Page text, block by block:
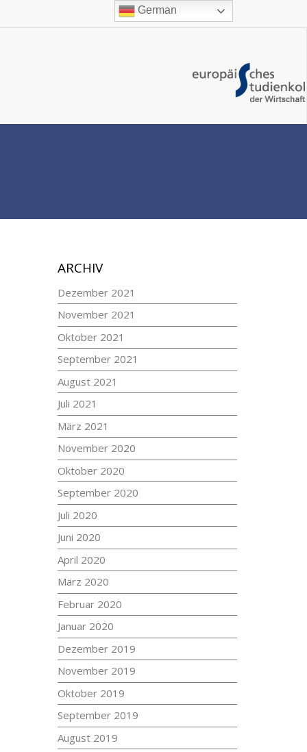
ARCHIV
Dezember 2021
November 2021
Oktober 2021
September 2021
August 2021
Juli 2021
März 2021
November 2020
Oktober 2020
September 2020
Juli 2020
Juni 2020
April 2020
März 2020
Februar 2020
Januar 2020
Dezember 2019
November 2019
Oktober 2019
September 2019
August 2019
German